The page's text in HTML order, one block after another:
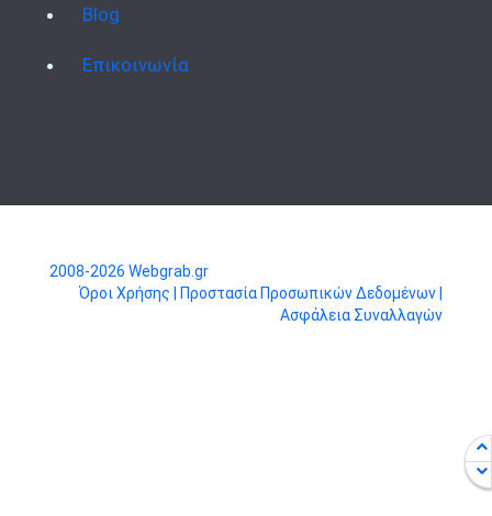
Blog
Επικοινωνία
2008-2026 Webgrab.gr
Όροι Χρήσης
| Προστασία Προσωπικών Δεδομένων |
Ασφάλεια Συναλλαγών